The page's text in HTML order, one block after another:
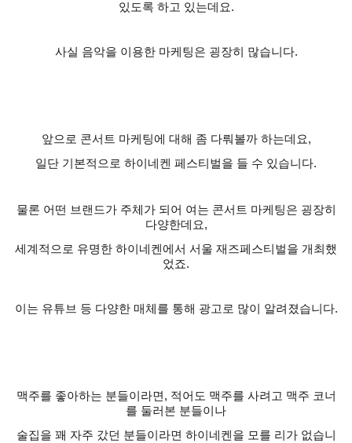
있도록 하고 있는데요.
사실 음악을 이용한 마케팅은 굉장히 많습니다.
앞으로 콘서트 마케팅에 대해 좀 다뤄볼까 하는데요,
일단 기본적으로 하이네켄 페스티벌을 들 수 있습니다.
물론 어떤 브랜드가 주체가 되어 여는 콘서트 마케팅은 굉장히
다양한데요,
세계적으로 유명한 하이네켄에서 서울 재즈페스티벌을 개최했
었죠.
이는 유튜브 등 다양한 매체를 통해 광고로 많이 알려졌습니다.
맥주를 좋아하는 분들이라면 , 적어도 맥주를 사려고 맥주 코너
를 둘러본 분들이나
술집을 꽤 자주 갔던 분들이라면 하이네켄을 모를 리가 없습니